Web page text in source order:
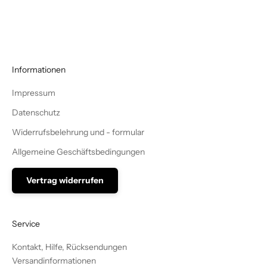
Informationen
Impressum
Datenschutz
Widerrufsbelehrung und - formular
Allgemeine Geschäftsbedingungen
Vertrag widerrufen
Service
Kontakt, Hilfe, Rücksendungen
Versandinformationen